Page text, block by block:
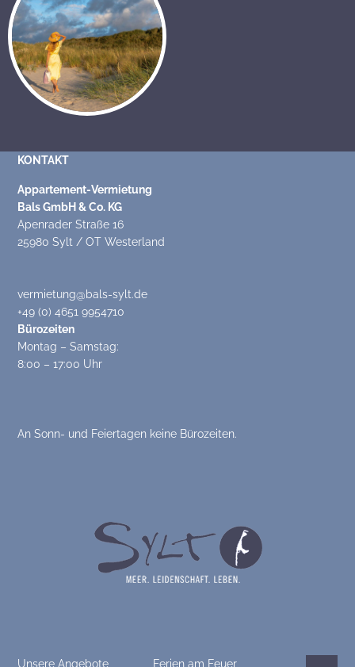
KONTAKT
Appartement-Vermietung
Bals GmbH & Co. KG
Apenrader Straße 16
25980 Sylt / OT Westerland
vermietung@bals-sylt.de
+49 (0) 4651 9954710
Bürozeiten
Montag – Samstag:
8:00 – 17:00 Uhr
An Sonn- und Feiertagen keine Bürozeiten.
Unsere Angebote Ferien am Feuer